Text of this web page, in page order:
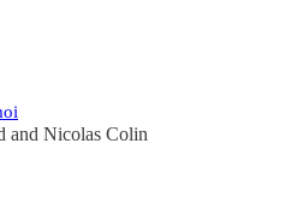
and Nicolas Colin